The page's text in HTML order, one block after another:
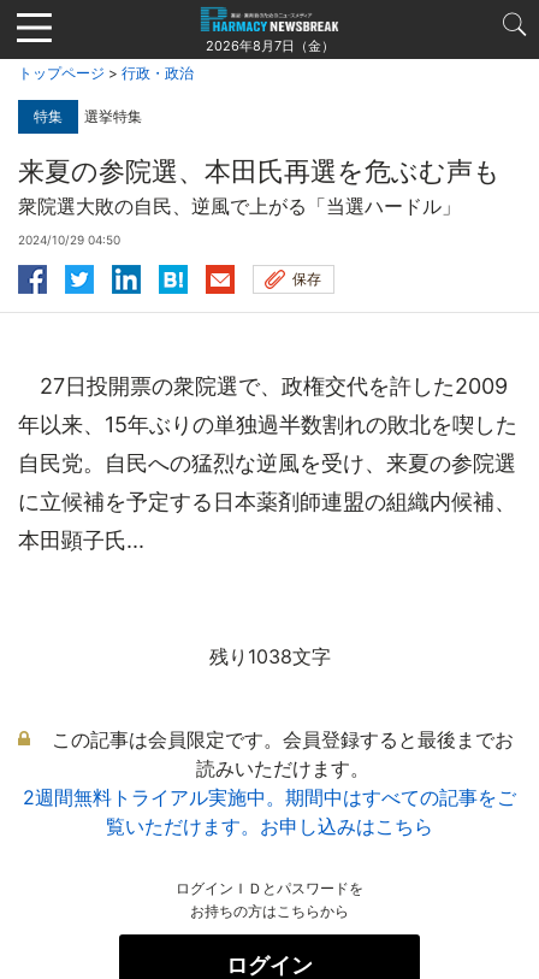
Jump
to
navigation
2026年8月7日（金）
トップページ > 行政・政治
特集 選挙特集
来夏の参院選、本田氏再選を危ぶむ声も
衆院選大敗の自民、逆風で上がる「当選ハードル」
2024/10/29 04:50
保存
27日投開票の衆院選で、政権交代を許した2009
年以来、15年ぶりの単独過半数割れの敗北を喫した
自民党。自民への猛烈な逆風を受け、来夏の参院選
に立候補を予定する日本薬剤師連盟の組織内候補、
本田顕子氏...
残り1038文字
この記事は会員限定です。会員登録すると最後までお
読みいただけます。
2週間無料トライアル実施中。期間中はすべての記事をご
覧いただけます。お申し込みはこちら
ログインＩＤとパスワードを
お持ちの方はこちらから
ログイン